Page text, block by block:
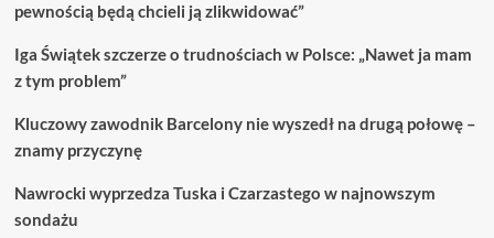
pewnością będą chcieli ją zlikwidować”
Iga Świątek szczerze o trudnościach w Polsce: „Nawet ja mam
z tym problem”
Kluczowy zawodnik Barcelony nie wyszedł na drugą połowę –
znamy przyczynę
Nawrocki wyprzedza Tuska i Czarzastego w najnowszym
sondażu